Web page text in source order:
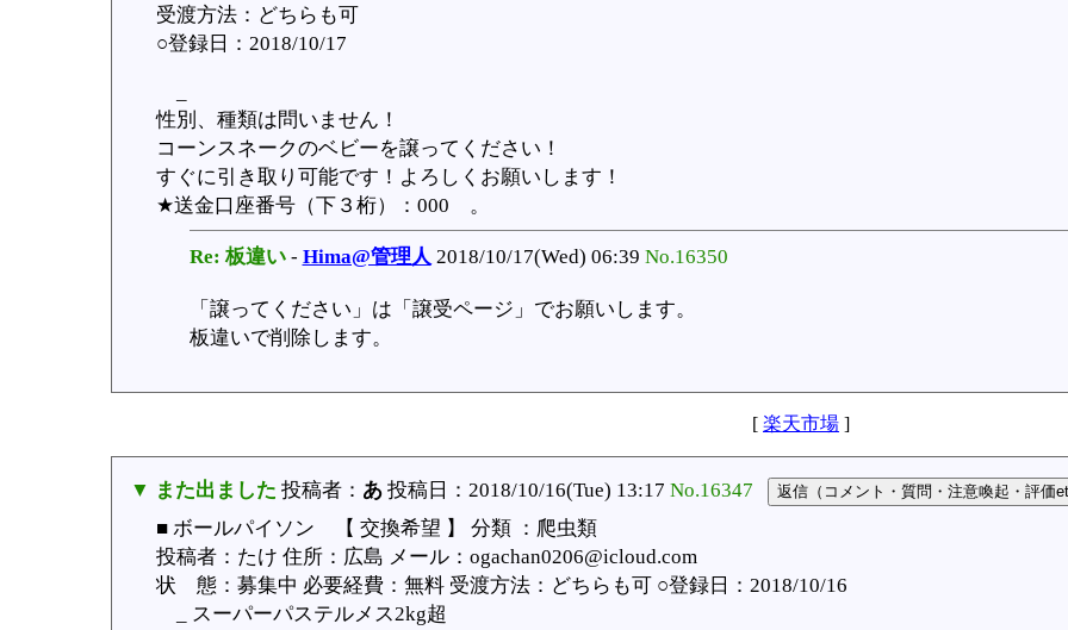
受渡方法：どちらも可
○登録日：2018/10/17
性別、種類は問いません！
コーンスネークのベビーを譲ってください！
すぐに引き取り可能です！よろしくお願いします！
★送金口座番号（下３桁）：000 。
Re: 板違い- Hima@管理人 2018/10/17(Wed) 06:39 No.16350
「譲ってください」は「譲受ページ」でお願いします。
板違いで削除します。
[ 楽天市場 ]
▼ また出ました 投稿者： あ投稿日：2018/10/16(Tue) 13:17 No.16347
■ ボールパイソン 【 交換希望 】 分類 ：爬虫類
投稿者：たけ 住所：広島 メール：ogachan0206@icloud.com
状 態：募集中 必要経費：無料 受渡方法：どちらも可 ○登録日：2018/10/16
_ スーパーパステルメス2kg超